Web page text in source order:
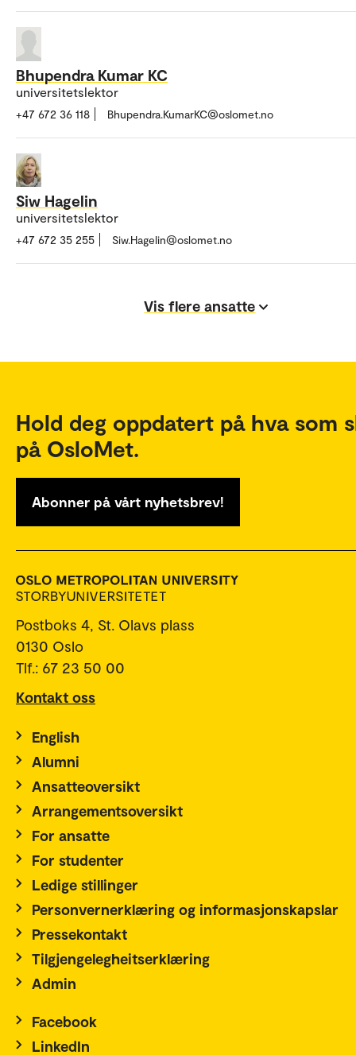
Bhupendra Kumar KC
universitetslektor
+47 672 36 118 Bhupendra.KumarKC@oslomet.no
Siw Hagelin
universitetslektor
+47 672 35 255 Siw.Hagelin@oslomet.no
Vis flere ansatte
Hold deg oppdatert på hva som
på OsloMet.
Abonner på vårt nyhetsbrev!
Postboks 4, St. Olavs plass
0130 Oslo
Tlf.: 67 23 50 00
Kontakt oss
English
Alumni
Ansatteoversikt
Arrangementsoversikt
For ansatte
For studenter
Ledige stillinger
Personvernerklæring og informasjonskapslar
Pressekontakt
Tilgjengelegheitserklæring
Admin
Facebook
LinkedIn